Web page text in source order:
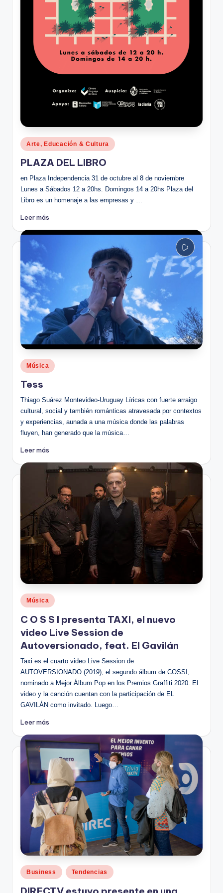
Publicado
en
Arte, Educación & Cultura
PLAZA DEL LIBRO
en Plaza Independencia 31 de octubre al 8 de noviembre
Lunes a Sábados 12 a 20hs. Domingos 14 a 20hs Plaza del
Libro es un homenaje a las empresas y …
Leer más
Publicado
en
Música
Tess
Thiago Suárez Montevideo-Uruguay Líricas con fuerte arraigo
cultural, social y también románticas atravesada por contextos
y experiencias, aunada a una música donde las palabras
fluyen, han generado que la música…
Leer más
Publicado
en
Música
C O S S I presenta TAXI, el nuevo
video Live Session de
Autoversionado, feat. El Gavilán
Taxi es el cuarto video Live Session de
AUTOVERSIONADO (2019), el segundo álbum de COSSI,
nominado a Mejor Álbum Pop en los Premios Graffiti 2020. El
video y la canción cuentan con la participación de EL
GAVILÁN como invitado. Luego…
Leer más
Publicado
en
Business Tendencias